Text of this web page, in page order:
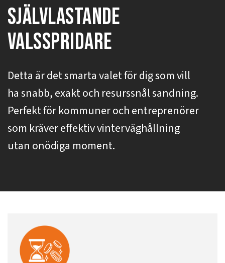
Självlastande
valsspridare
Detta är det smarta valet för dig som vill
ha snabb, exakt och resurssnål sandning.
Perfekt för kommuner och entreprenörer
som kräver effektiv vinterväghållning
utan onödiga moment.